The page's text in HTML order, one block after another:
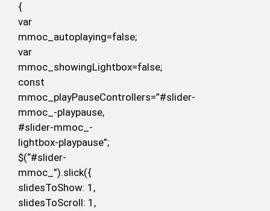
{
var
mmoc_autoplaying=false;
var
mmoc_showingLightbox=false;
const
mmoc_playPauseControllers=”#slider-
mmoc_-playpause,
#slider-mmoc_-
lightbox-playpause”;
$(“#slider-
mmoc_”).slick({
slidesToShow: 1,
slidesToScroll: 1,